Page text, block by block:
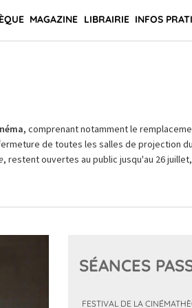
MAGAZINE LIBRAIRIE INFOS
comprenant notamment le
de toutes les salles de projection du
, restent ouvertes au public jusqu'au 26 juillet,
SÉANCES
FESTIVAL DE LA